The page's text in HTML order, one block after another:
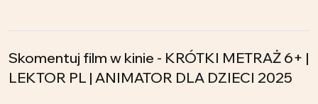
Skomentuj film w kinie - KRÓTKI METRAŻ 6+ |
LEKTOR PL | ANIMATOR DLA DZIECI 2025